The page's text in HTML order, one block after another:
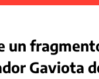
un
Gaviota